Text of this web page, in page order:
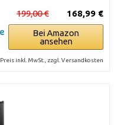
168,99 €
199,00 €
Bei Amazon
ansehen
Preis inkl. MwSt., zzgl. Versandkosten